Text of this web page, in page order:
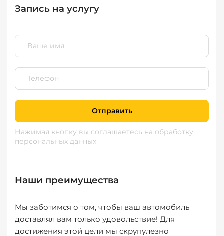
Запись на услугу
Отправить
Нажимая кнопку вы соглашаетесь на обработку
персональных данных
Наши преимущества
Мы заботимся о том, чтобы ваш автомобиль
доставлял вам только удовольствие! Для
достижения этой цели мы скрупулезно